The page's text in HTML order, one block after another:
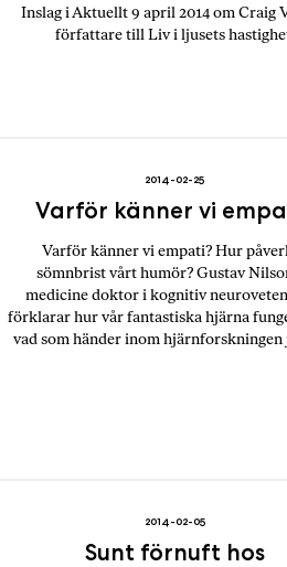
Inslag i Aktuellt 9 april 2014 om Craig
författare till Liv i ljusets
2014-02-25
Varför känner vi
Varför känner vi empati? Hur
sömnbrist vårt humör? Gustav
medicine doktor i kognitiv
förklarar hur vår fantastiska hjärna
vad som händer inom hjärnforskningen
2014-02-05
Sunt förnuft hos